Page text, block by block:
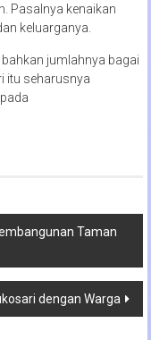
Pasalnya kenaikan
keluarganya.
jumlahnya bagai
itu seharusnya
Taman
dengan Warga